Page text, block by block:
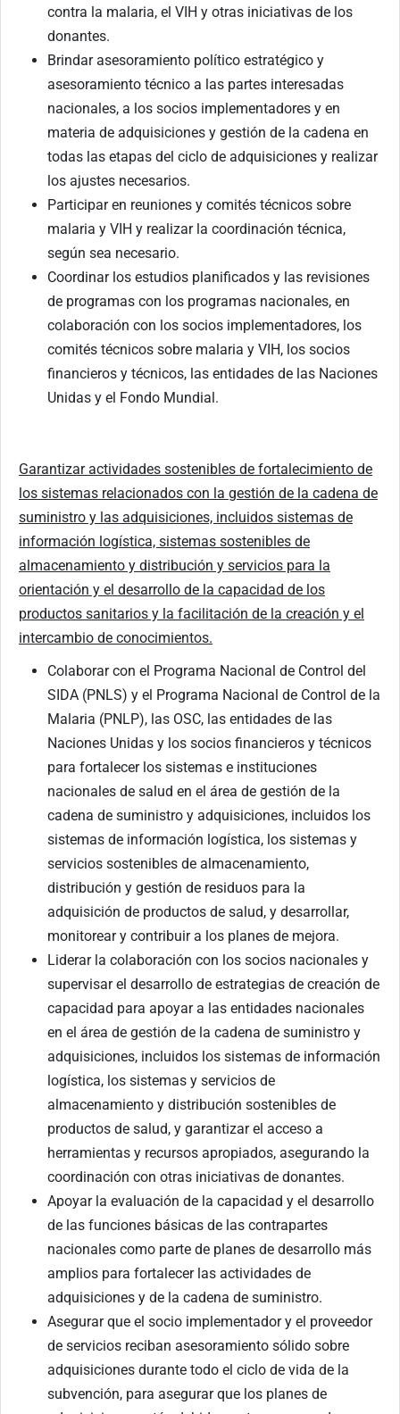
contra la malaria, el VIH y otras iniciativas de los
donantes.
Brindar asesoramiento político estratégico y
asesoramiento técnico a las partes interesadas
nacionales, a los socios implementadores y en
materia de adquisiciones y gestión de la cadena en
todas las etapas del ciclo de adquisiciones y realizar
los ajustes necesarios.
Participar en reuniones y comités técnicos sobre
malaria y VIH y realizar la coordinación técnica,
según sea necesario.
Coordinar los estudios planificados y las revisiones
de programas con los programas nacionales, en
colaboración con los socios implementadores, los
comités técnicos sobre malaria y VIH, los socios
financieros y técnicos, las entidades de las Naciones
Unidas y el Fondo Mundial.
Garantizar actividades sostenibles de fortalecimiento de
los sistemas relacionados con la gestión de la cadena de
suministro y las adquisiciones, incluidos sistemas de
información logística, sistemas sostenibles de
almacenamiento y distribución y servicios para la
orientación y el desarrollo de la capacidad de los
productos sanitarios y la facilitación de la creación y el
intercambio de conocimientos.
Colaborar con el Programa Nacional de Control del
SIDA (PNLS) y el Programa Nacional de Control de la
Malaria (PNLP), las OSC, las entidades de las
Naciones Unidas y los socios financieros y técnicos
para fortalecer los sistemas e instituciones
nacionales de salud en el área de gestión de la
cadena de suministro y adquisiciones, incluidos los
sistemas de información logística, los sistemas y
servicios sostenibles de almacenamiento,
distribución y gestión de residuos para la
adquisición de productos de salud, y desarrollar,
monitorear y contribuir a los planes de mejora.
Liderar la colaboración con los socios nacionales y
supervisar el desarrollo de estrategias de creación de
capacidad para apoyar a las entidades nacionales
en el área de gestión de la cadena de suministro y
adquisiciones, incluidos los sistemas de información
logística, los sistemas y servicios de
almacenamiento y distribución sostenibles de
productos de salud, y garantizar el acceso a
herramientas y recursos apropiados, asegurando la
coordinación con otras iniciativas de donantes.
Apoyar la evaluación de la capacidad y el desarrollo
de las funciones básicas de las contrapartes
nacionales como parte de planes de desarrollo más
amplios para fortalecer las actividades de
adquisiciones y de la cadena de suministro.
Asegurar que el socio implementador y el proveedor
de servicios reciban asesoramiento sólido sobre
adquisiciones durante todo el ciclo de vida de la
subvención, para asegurar que los planes de